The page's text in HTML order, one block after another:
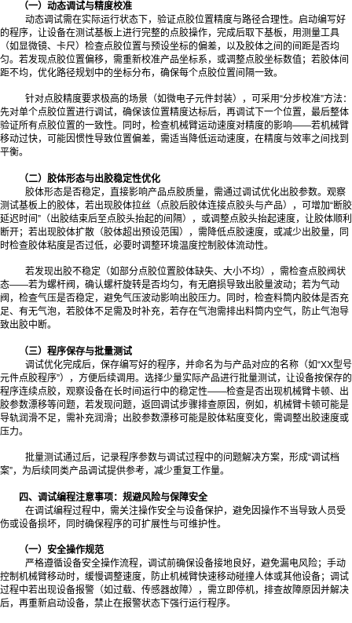
（一）动态调试与精度校准
动态调试需在实际运行状态下，验证点胶位置精度与路径合理性。启动编写好
的程序，让设备在测试基板上进行完整的点胶操作，完成后取下基板，用测量工具
（如显微镜、卡尺）检查点胶位置与预设坐标的偏差，以及胶体之间的间距是否均
匀。若发现点胶位置偏移，需重新校准产品坐标系，或调整点胶坐标数值；若胶体间
距不均，优化路径规划中的坐标分布，确保每个点胶位置间隔一致。
针对点胶精度要求极高的场景（如微电子元件封装），可采用“分步校准”方法：
先对单个点胶位置进行调试，确保该位置精度达标后，再调试下一个位置， 最后整体
验证所有点胶位置的一致性。同时，检查机械臂运动速度对精度的影响——若机械臂
移动过快，可能因惯性导致位置偏差，需适当降低运动速度，在精度与效率之间找到
平衡。
（二）胶体形态与出胶稳定性优化
胶体形态是否稳定，直接影响产品点胶质量，需通过调试优化出胶参数。观察
测试基板上的胶体，若出现胶体拉丝（点胶后胶体连接点胶头与产品），可增加“断胶
延迟时间”（出胶结束后至点胶头抬起的间隔），或调整点胶头抬起速度，让胶体顺利
断开；若出现胶体扩散（胶体超出预设范围），需降低点胶速度，或减少出胶量，同
时检查胶体粘度是否过低，必要时调整环境温度控制胶体流动性。
若发现出胶不稳定（如部分点胶位置胶体缺失、大小不均），需检查点胶阀状
态——若为螺杆阀，确认螺杆旋转是否均匀，有无磨损导致出胶量波动；若为气动
阀，检查气压是否稳定，避免气压波动影响出胶压力。同时，检查料筒内胶体是否充
足、有无气泡，若胶体不足需及时补充，若存在气泡需排出料筒内空气，防止气泡导
致出胶中断。
（三）程序保存与批量测试
调试优化完成后，保存编写好的程序，并命名为与产品对应的名称（如“XX型号
元件点胶程序”），方便后续调用。选择少量实际产品进行批量测试，让设备按保存的
程序连续点胶，观察设备在长时间运行中的稳定性——检查是否出现机械臂卡顿、出
胶参数漂移等问题，若发现问题，返回调试步骤排查原因，例如，机械臂卡顿可能是
导轨润滑不足，需补充润滑；出胶参数漂移可能是胶体粘度变化，需调整出胶速度或
压力。
批量测试通过后，记录程序参数与调试过程中的问题解决方案，形成“调试档
案”，为后续同类产品调试提供参考，减少重复工作量。
四、调试编程注意事项：规避风险与保障安全
在调试编程过程中，需关注操作安全与设备保护，避免因操作不当导致人员受
伤或设备损坏，同时确保程序的可扩展性与可维护性。
（一）安全操作规范
严格遵循设备安全操作流程，调试前确保设备接地良好，避免漏电风险；手动
控制机械臂移动时，缓慢调整速度，防止机械臂快速移动碰撞人体或其他设备；调试
过程中若出现设备报警（如过载、传感器故障），需立即停机，排查故障原因并解决
后，再重新启动设备，禁止在报警状态下强行运行程序。